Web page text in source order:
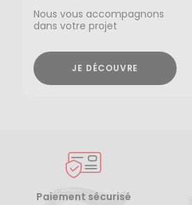
Nous vous accompagnons
dans votre projet
JE DÉCOUVRE
Paiement sécurisé